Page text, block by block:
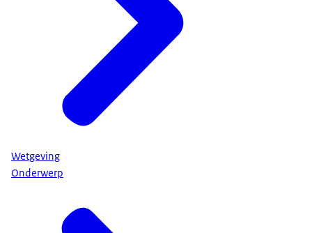
Wetgeving
Onderwerp